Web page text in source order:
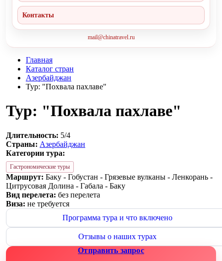
Контакты
mail@chinatravel.ru
Главная
Каталог стран
Азербайджан
Тур: "Похвала пахлаве"
Тур: "Похвала пахлаве"
Длительность: 5/4
Страны: Азербайджан
Категории тура:
Гастрономические туры
Маршрут: Баку - Гобустан - Грязевые вулканы - Ленкорань -
Цитрусовая Долина - Габала - Баку
Вид перелета: без перелета
Виза: не требуется
Программа тура и что включено
Отзывы о наших турах
Отправить запрос